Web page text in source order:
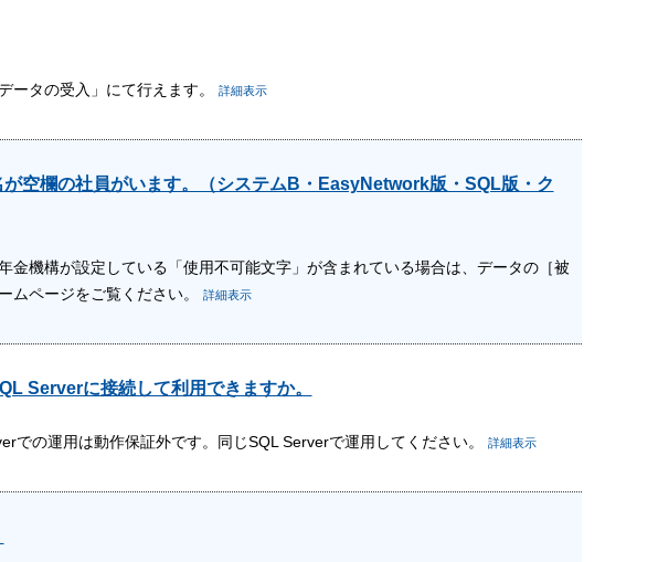
ータの受入」にて行えます。 詳細表示
空欄の社員がいます。（システムB・EasyNetwork版・SQL版・ク
金機構が設定している「使用不可能文字」が含まれている場合は、データの［被
ムページをご覧ください。
詳細表示
Serverに接続して利用できますか。
での運用は動作保証外です。同じSQL Serverで運用してください。 詳細表示